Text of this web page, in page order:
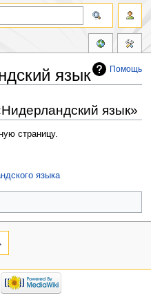
Помощь
язык
язык»
страницу.
языка